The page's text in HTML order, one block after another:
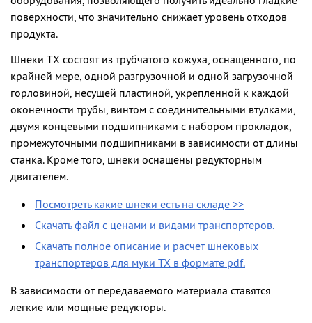
поверхности, что значительно снижает уровень отходов
продукта.
Шнеки ТХ состоят из трубчатого кожуха, оснащенного, по
крайней мере, одной разгрузочной и одной загрузочной
горловиной, несущей пластиной, укрепленной к каждой
оконечности трубы, винтом с соединительными втулками,
двумя концевыми подшипниками с набором прокладок,
промежуточными подшипниками в зависимости от длины
станка. Кроме того, шнеки оснащены редукторным
двигателем.
Посмотреть какие шнеки есть на складе >>
Скачать файл с ценами и видами транспортеров.
Скачать полное описание и расчет шнековых
транспортеров для муки TX в формате pdf.
В зависимости от передаваемого материала ставятся
легкие или мощные редукторы.